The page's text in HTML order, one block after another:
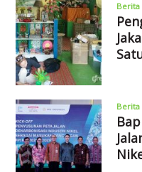
Berita
Berita